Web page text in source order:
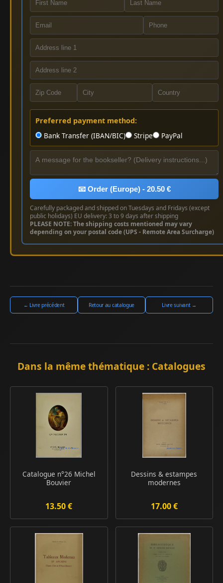
Preferred payment method:
Bank Transfer (IBAN/BIC)
Stripe PayPal
📧 Order (Europe) - 20.50 €
Carefully packaged and shipped on Tuesdays and Fridays (except
public holidays) EU delivery: 3 to 9 days after shipping
PLEASE NOTE: The shipping costs mentioned may vary
depending on your postal code (UPS - Remote Area Surcharge)
← Livre précédent Retour au catalogue Livre suivant →
Dans la même thématique : Catalogues
Catalogue n°26 Michel
Bouvier
13.50 €
Dessins & estampes
modernes
17.00 €